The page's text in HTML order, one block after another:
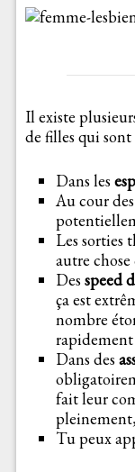
Il existe
de filles qui sont
Dans les
Au cour
Les sorties
autre
Desspeed
ça est
nombre
rapidement
Dans des
fait leur
Tu peux